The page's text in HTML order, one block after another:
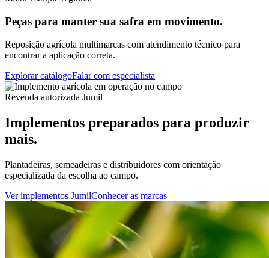
Peças para manter sua safra em movimento.
Reposição agrícola multimarcas com atendimento técnico para
encontrar a aplicação correta.
Explorar catálogoFalar com especialista
Revenda autorizada Jumil
Implementos preparados para produzir
mais.
Plantadeiras, semeadeiras e distribuidores com orientação
especializada da escolha ao campo.
Ver implementos JumilConhecer as marcas